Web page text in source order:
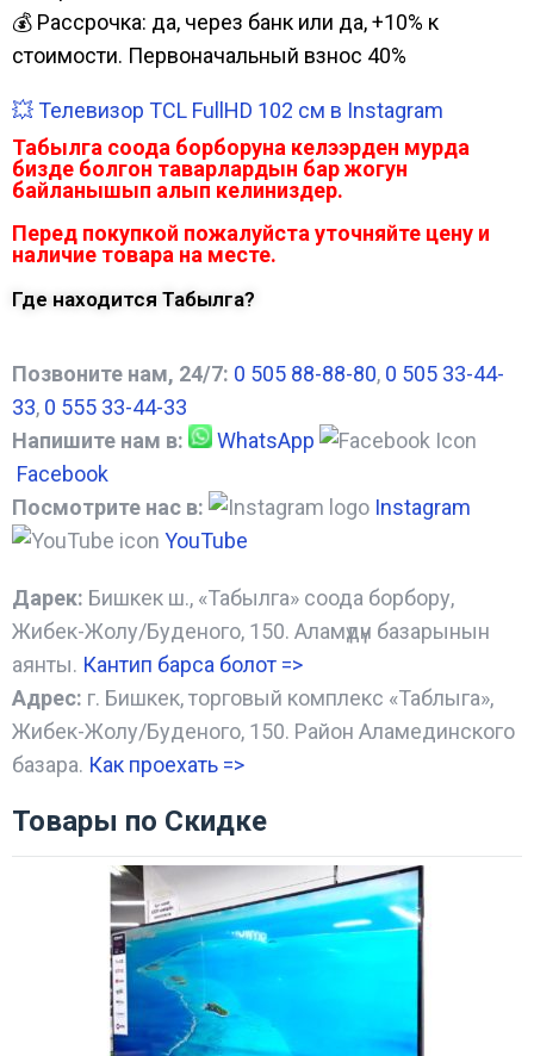
💰 Рассрочка: да, через банк или да, +10% к
стоимости. Первоначальный взнос 40%
💥 Телевизор TCL FullHD 102 см в Instagram
Табылга соода борборуна келээрден мурда
бизде болгон таварлардын бар жогун
байланышып алып келиниздер.
Перед покупкой пожалуйста уточняйте цену и
наличие товара на месте.
Где находится Табылга?
Позвоните нам, 24/7: 0 505 88-88-80, 0 505 33-44-
33, 0 555 33-44-33
Напишите нам в:
WhatsApp
Facebook
Посмотрите нас в:
Instagram
YouTube
Дарек: Бишкек ш., «Табылга» соода борбору,
Жибек-Жолу/Буденого, 150. Аламүдүн базарынын
аянты. Кантип барса болот =>
Адрес: г. Бишкек, торговый комплекс «Таблыга»,
Жибек-Жолу/Буденого, 150. Район Аламединского
базара. Как проехать =>
Товары по Скидке